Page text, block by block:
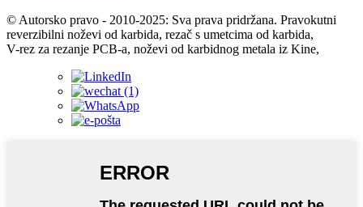
© Autorsko pravo - 2010-2025: Sva prava pridržana. Pravokutni
reverzibilni noževi od karbida, rezač s umetcima od karbida,
V-rez za rezanje PCB-a, noževi od karbidnog metala iz Kine,